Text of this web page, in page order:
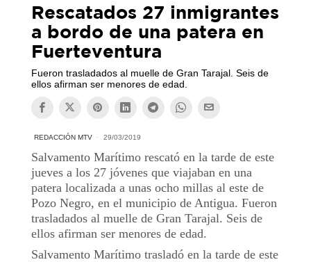
Rescatados 27 inmigrantes
a bordo de una patera en
Fuerteventura
Fueron trasladados al muelle de Gran Tarajal. Seis de
ellos afirman ser menores de edad.
REDACCIÓN MTV 29/03/2019
Salvamento Marítimo rescató en la tarde de este
jueves a los 27 jóvenes que viajaban en una
patera localizada a unas ocho millas al este de
Pozo Negro, en el municipio de Antigua. Fueron
trasladados al muelle de Gran Tarajal. Seis de
ellos afirman ser menores de edad.
Salvamento Marítimo trasladó en la tarde de este